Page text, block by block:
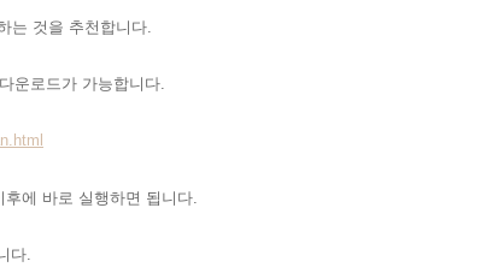
는 것을 추천합니다.
운로드가 가능합니다.
에 바로 실행하면 됩니다.
다.